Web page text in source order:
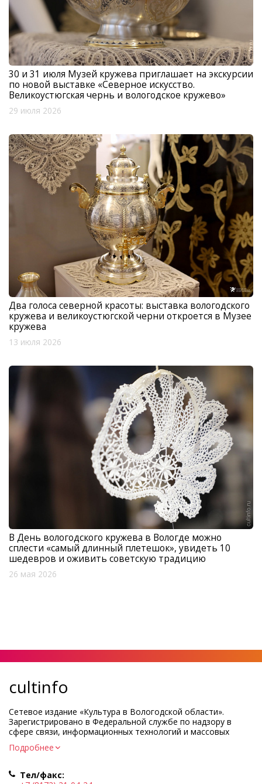
30 и 31 июля Музей кружева приглашает на экскурсии
по новой выставке «Северное искусство.
Великоустюгская чернь и вологодское кружево»
29 июля 2026
Два голоса северной красоты: выставка вологодского
кружева и великоустюгской черни откроется в Музее
кружева
13 июля 2026
В День вологодского кружева в Вологде можно
сплести «самый длинный плетешок», увидеть 10
шедевров и оживить советскую традицию
26 мая 2026
cultinfo
Сетевое издание «Культура в Вологодской области».
Зарегистрировано в Федеральной службе по надзору в
сфере связи, информационных технологий и массовых
коммуникаций.
Регистрационный номер и дата принятия решения о
Учредитель КУ ВО «Информационно-аналитический центр
Подробнее
Тел/факс: